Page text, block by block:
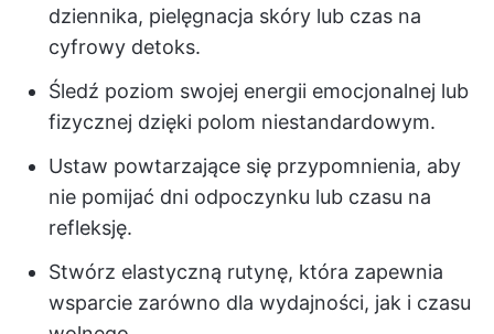
dziennika, pielęgnacja skóry lub czas na
cyfrowy detoks.
Śledź poziom swojej energii emocjonalnej lub
fizycznej dzięki polom niestandardowym.
Ustaw powtarzające się przypomnienia, aby
nie pomijać dni odpoczynku lub czasu na
refleksję.
Stwórz elastyczną rutynę, która zapewnia
wsparcie zarówno dla wydajności, jak i czasu